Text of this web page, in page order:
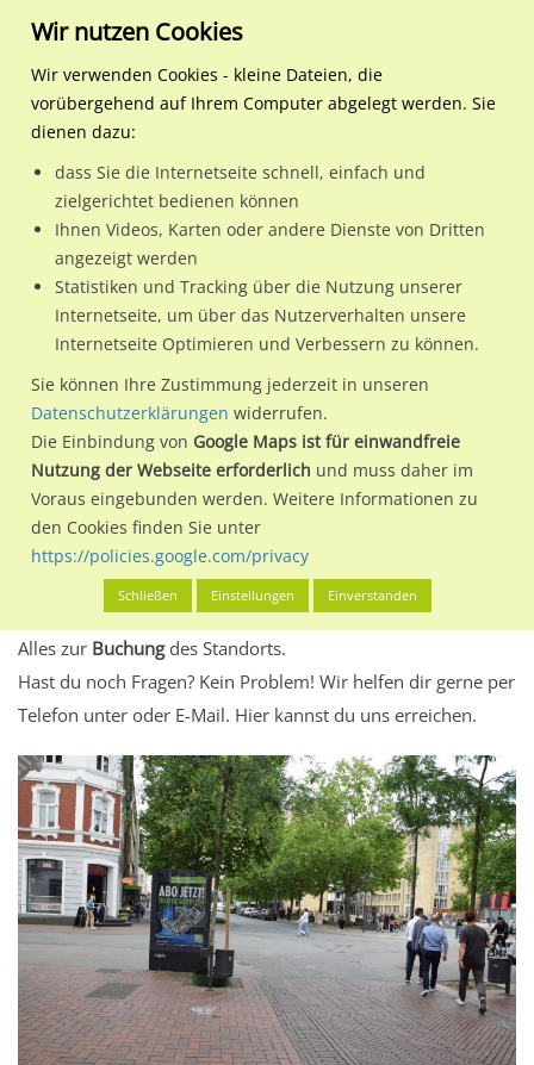
Regionale Plakatwerbung Nordrhein-Westfalen
Gütersloh, Stadt
Berliner Str/Schulstr/FGZ
33330 / Gütersloh, Stadt / Innenstadt
Nutze günstige Werbemöglichkeiten am Standort Berliner
Str/Schulstr/FGZ (Sicht Cecil) im Ortsteil Innenstadt)in
Gütersloh, Stadt.
Wir erheben für jede unserer Werbeflächen individuelle und
aktuelleStandortinformationenundLeistungswerte. Damit
kannst du dich schon vor der Buchung im Detail über den
Standort, seine Reichweite und Werbewirkung sowie
eventuelle Beschränkungen in den zugelassenen
Werbeinhalten informieren.
Alles klar? Dann findest du direkt im unteren Teil dieser Seite
Alles zur Buchungdes Standorts.
Hast du noch Fragen? Kein Problem! Wir helfen dir gerne per
Telefon unter oder E-Mail. Hier kannst du uns erreichen.
Wir nutzen Cookies
Wir verwenden Cookies - kleine Dateien, die
vorübergehend auf Ihrem Computer abgelegt werden. Sie
dienen dazu:
dass Sie die Internetseite schnell, einfach und
zielgerichtet bedienen können
Ihnen Videos, Karten oder andere Dienste von Dritten
angezeigt werden
Statistiken und Tracking über die Nutzung unserer
Internetseite, um über das Nutzerverhalten unsere
Internetseite Optimieren und Verbessern zu können.
Sie können Ihre Zustimmung jederzeit in unseren
Datenschutzerklärungen widerrufen.
Die Einbindung von Google Maps ist für einwandfreie
Nutzung der Webseite erforderlich und muss daher im
Voraus eingebunden werden. Weitere Informationen zu
den Cookies finden Sie unter
https://policies.google.com/privacy
Schließen Einstellungen Einverstanden